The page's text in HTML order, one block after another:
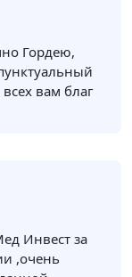
Гордею,
вам благ
Инвест за
,очень